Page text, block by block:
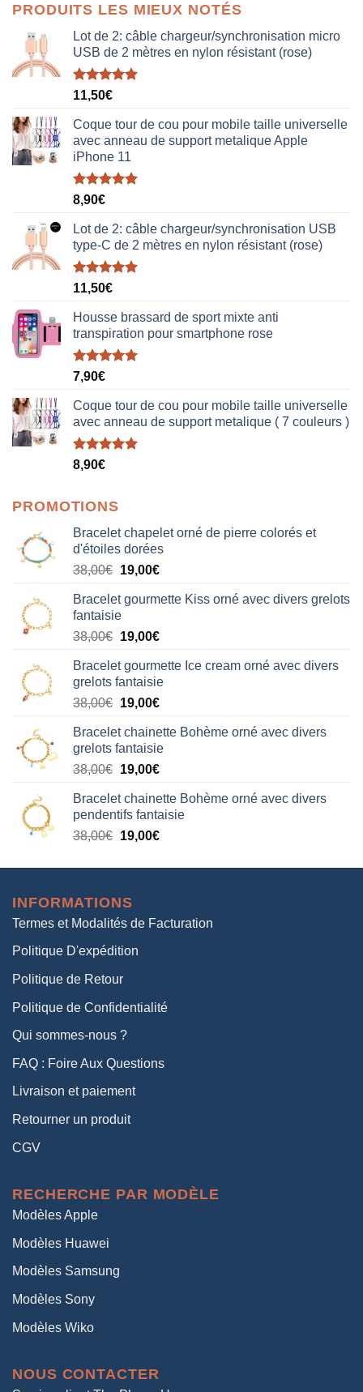
était :
38,00€.
est :
19,00€.
PRODUITS LES MIEUX NOTÉS
Lot de 2: câble chargeur/synchronisation micro
USB de 2 mètres en nylon résistant (rose)
Note5.00
11,50€
Coque tour de cou pour mobile taille universelle
avec anneau de support metalique Apple
iPhone 11
Note5.00
8,90€
Lot de 2: câble chargeur/synchronisation USB
type-C de 2 mètres en nylon résistant (rose)
Note5.00
11,50€
Housse brassard de sport mixte anti
transpiration pour smartphone rose
Note5.00
7,90€
Coque tour de cou pour mobile taille universelle
avec anneau de support metalique ( 7 couleurs )
Note5.00
8,90€
PROMOTIONS
Bracelet chapelet orné de pierre colorés et
d'étoiles dorées
38,00€ Le
initial
était :
38,00€.
19,00€Le
actuel
19,00€.
Bracelet gourmette Kiss orné avec divers grelots
fantaisie
38,00€ Le
initial
était :
38,00€.
19,00€Le
actuel
est :
19,00€.
Bracelet gourmette Ice cream orné avec divers
grelots fantaisie
38,00€ Le
initial
était :
38,00€.
19,00€Le
actuel
est :
19,00€.
Bracelet chainette Bohème orné avec divers
grelots fantaisie
38,00€ Le
initial
était :
38,00€.
19,00€Le
actuel
est :
19,00€.
Bracelet chainette Bohème orné avec divers
pendentifs fantaisie
38,00€ Le
initial
38,00€.
19,00€Le
actuel
INFORMATIONS
Termes et Modalités de Facturation
Politique D'expédition
Politique de Retour
Politique de Confidentialité
Qui sommes-nous ?
FAQ : Foire Aux Questions
Livraison et paiement
Retourner un produit
CGV
RECHERCHE PAR MODÈLE
Modèles Apple
Modèles Huawei
Modèles Samsung
Modèles Sony
Modèles Wiko
NOUS CONTACTER